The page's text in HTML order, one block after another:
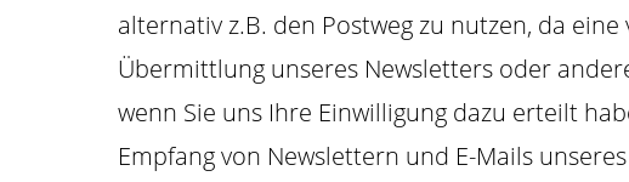
alternativ z.B. den Postweg zu nutzen, da
Übermittlung unseres Newsletters oder
wenn Sie uns Ihre Einwilligung dazu erteilt
Empfang von Newslettern und E-Mails